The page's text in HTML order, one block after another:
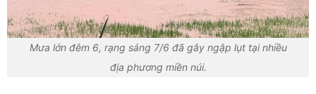
Mưa lớn đêm 6, rạng sáng 7/6 đã gây ngập lụt tại nhiều
địa phương miền núi.